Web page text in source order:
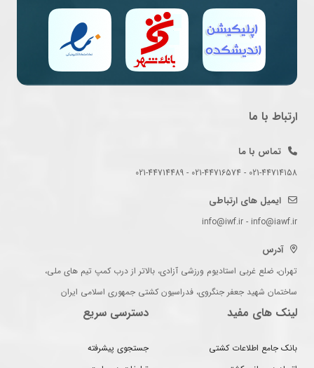
ارتباط با ما
تماس با ما
021-44714158 - 021-44716574 - 021-44714489
ایمیل های ارتباطی
info@iwf.ir - info@iawf.ir
آدرس
تهران، ضلع غربی استادیوم ورزشی آزادی، بالاتر از درب کمپ تیم های ملی،
ساختمان شهید جعفر جنگروی، فدراسیون کشتی جمهوری اسلامی ایران
لینک های مفید
بانک جامع اطلاعات کشتی
دسترسی سریع
جستجوی پیشرفته